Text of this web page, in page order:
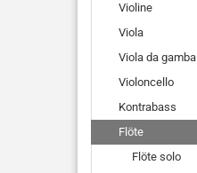
Violine
Viola
Viola da gamba
Violoncello
Kontrabass
Flöte
Flöte solo